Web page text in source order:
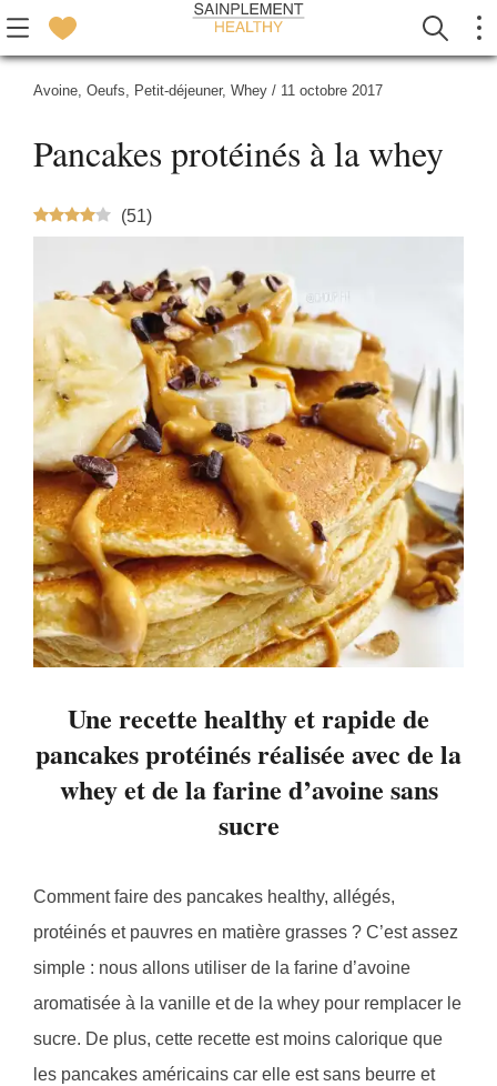
Avoine, Oeufs, Petit-déjeuner, Whey / 11 octobre 2017
Pancakes protéinés à la whey
(51)
Une recette healthy et rapide de
pancakes protéinés réalisée avec de la
whey et de la farine d’avoine sans
sucre
Comment faire des pancakes healthy, allégés,
protéinés et pauvres en matière grasses ? C’est assez
simple : nous allons utiliser de la farine d’avoine
aromatisée à la vanille et de la whey pour remplacer le
sucre. De plus, cette recette est moins calorique que
les pancakes américains car elle est sans beurre et